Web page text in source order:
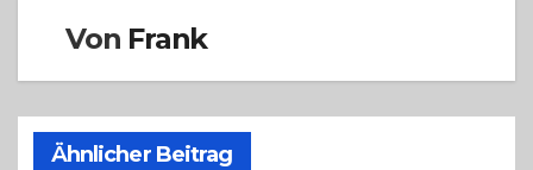
Von Frank
Ähnlicher Beitrag